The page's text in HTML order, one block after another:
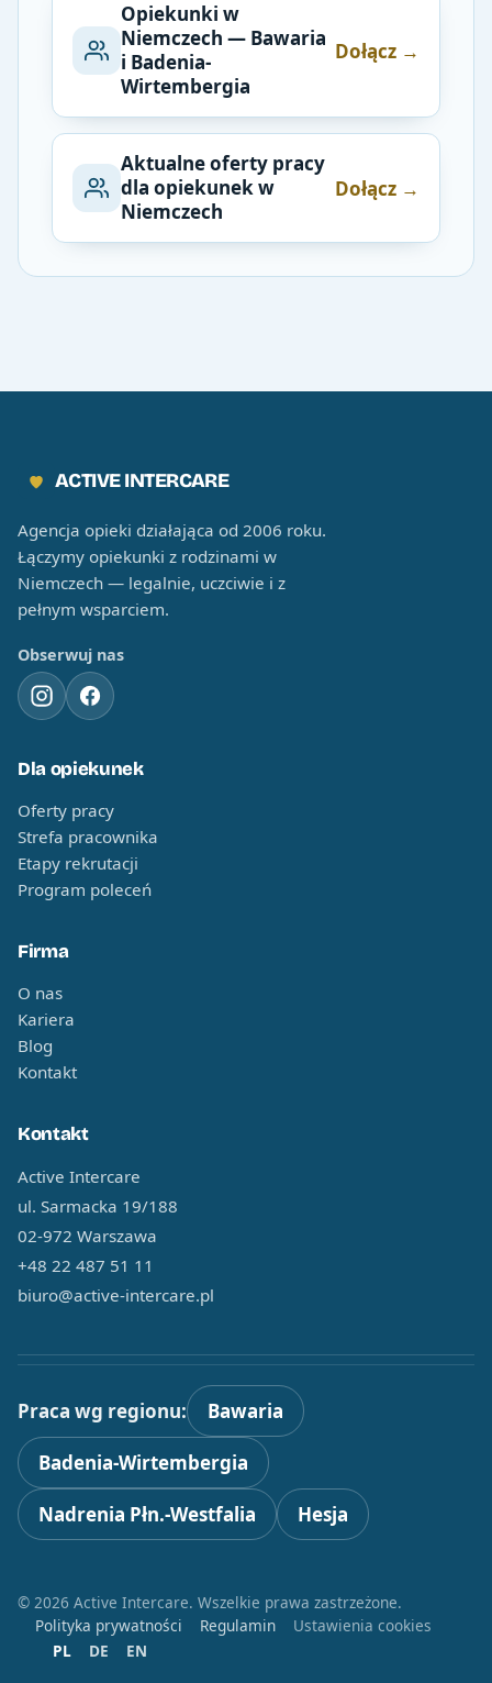
Opiekunki w
Niemczech — Bawaria
i Badenia-
Wirtembergia
Dołącz →
Aktualne oferty pracy
dla opiekunek w
Niemczech
Dołącz →
ACTIVE INTERCARE
Agencja opieki działająca od 2006 roku.
Łączymy opiekunki z rodzinami w
Niemczech — legalnie, uczciwie i z
pełnym wsparciem.
Obserwuj nas
Dla opiekunek
Oferty pracy
Strefa pracownika
Etapy rekrutacji
Program poleceń
Firma
O nas
Kariera
Blog
Kontakt
Kontakt
Active Intercare
ul. Sarmacka 19/188
02-972 Warszawa
+48 22 487 51 11
biuro@active-intercare.pl
Praca wg regionu: Bawaria
Badenia-Wirtembergia
Nadrenia Płn.-Westfalia Hesja
© 2026 Active Intercare. Wszelkie prawa zastrzeżone.
Polityka prywatności
Regulamin
Ustawienia cookies
PL
DE EN